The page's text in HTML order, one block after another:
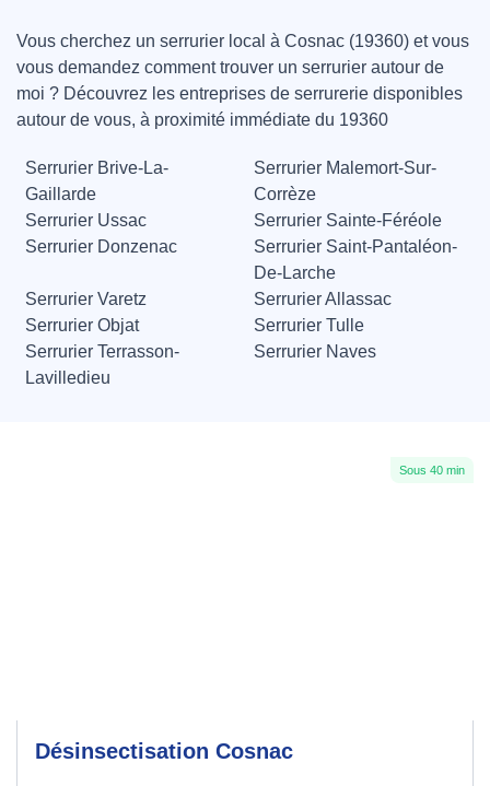
Vous cherchez un serrurier local à Cosnac (19360) et vous
vous demandez comment trouver un serrurier autour de
moi ? Découvrez les entreprises de serrurerie disponibles
autour de vous, à proximité immédiate du 19360
Serrurier Brive-La-
Gaillarde
Serrurier Malemort-Sur-
Corrèze
Serrurier Ussac
Serrurier Sainte-Féréole
Serrurier Donzenac
Serrurier Saint-Pantaléon-
De-Larche
Serrurier Varetz
Serrurier Allassac
Serrurier Objat
Serrurier Tulle
Serrurier Terrasson-
Lavilledieu
Serrurier Naves
Sous 40 min
Désinsectisation Cosnac